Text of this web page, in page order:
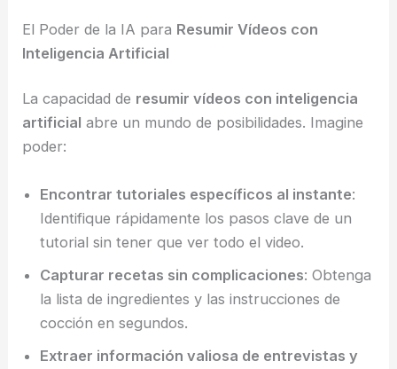
El Poder de la IA para Resumir Vídeos con
Inteligencia Artificial
La capacidad de resumir vídeos con inteligencia
artificial abre un mundo de posibilidades. Imagine
poder:
Encontrar tutoriales específicos al instante:
Identifique rápidamente los pasos clave de un
tutorial sin tener que ver todo el video.
Capturar recetas sin complicaciones: Obtenga
la lista de ingredientes y las instrucciones de
cocción en segundos.
Extraer información valiosa de entrevistas y